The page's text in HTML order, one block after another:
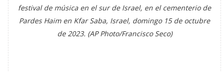
festival de música en el sur de Israel, en el cementerio de
Pardes Haim en Kfar Saba, Israel, domingo 15 de octubre
de 2023. (AP Photo/Francisco Seco)